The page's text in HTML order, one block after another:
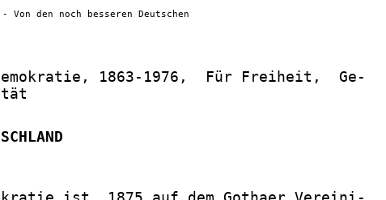
- Von den noch besseren Deutschen
1863-1976,  Für Freiheit,  Ge-